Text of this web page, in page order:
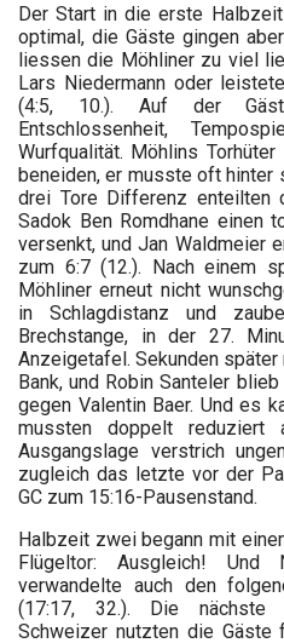
Der Start in die erste
optimal, die Gäste gingen
liessen die Möhliner zu viel
Lars Niedermann oder
(4:5, 10.). Auf der
Entschlossenheit,
Wurfqualität. Möhlins
beneiden, er musste oft hinter
drei Tore Differenz enteilten
Sadok Ben Romdhane einen
versenkt, und Jan Waldmeier
zum 6:7 (12.). Nach einem
Möhliner erneut nicht
in Schlagdistanz und
Brechstange, in der 27.
Anzeigetafel. Sekunden
Bank, und Robin Santeler
gegen Valentin Baer. Und es
mussten doppelt reduziert
Ausgangslage verstrich
zugleich das letzte vor der
GC zum 15:16-Pausenstand.
Halbzeit zwei begann mit
Flügeltor: Ausgleich! Und
verwandelte auch den
(17:17, 32.). Die nächste
Schweizer nutzten die Gäste